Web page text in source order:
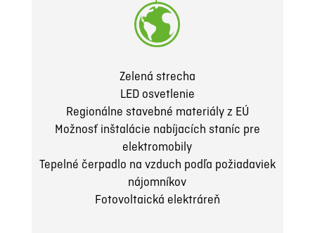
Zelená strecha
LED osvetlenie
Regionálne stavebné materiály z EÚ
Možnosť inštalácie nabíjacích staníc pre
elektromobily
Tepelné čerpadlo na vzduch podľa požiadaviek
nájomníkov
Fotovoltaická elektráreň